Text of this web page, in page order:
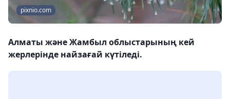
pixnio.com
Алматы және Жамбыл облыстарының кей
жерлерінде найзағай күтіледі.